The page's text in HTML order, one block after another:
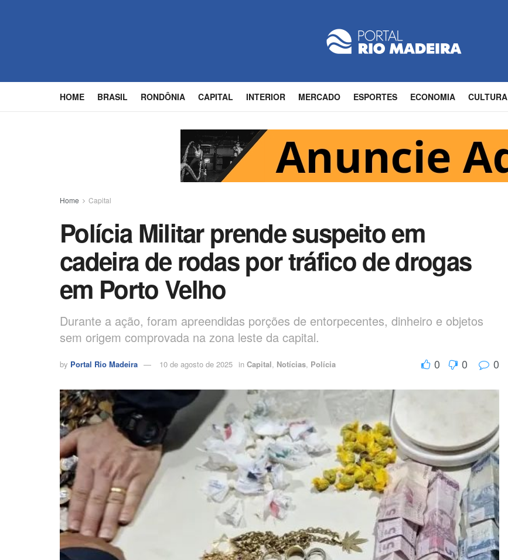
HOME BRASIL RONDÔNIA CAPITAL INTERIOR MERCADO ESPORTES ECONOMIA CULTURA
Home Capital
Polícia Militar prende suspeito em
cadeira de rodas por tráfico de drogas
em Porto Velho
Durante a ação, foram apreendidas porções de entorpecentes, dinheiro e objetos
sem origem comprovada na zona leste da capital.
by Portal Rio Madeira 10 de agosto de 2025 in Capital, Notícias, Polícia 0 0 0